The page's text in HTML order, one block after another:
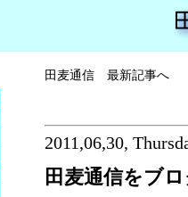
田麦通信 最新記事へ
2011,06,30,
田麦通信をブ